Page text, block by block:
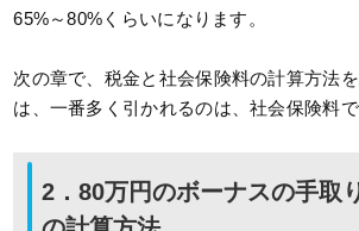
65%～80%くらいになります。
次の章で、税金と社会保険料の計算方法
は、一番多く引かれるのは、社会保険料で
2．80万円のボーナスの手取